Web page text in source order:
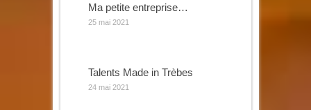
Ma petite entreprise…
25 mai 2021
Talents Made in Trèbes
24 mai 2021